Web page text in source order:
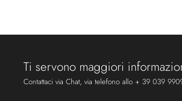
Ti servono maggiori
Contattaci via Chat, via telefono allo + 39 039